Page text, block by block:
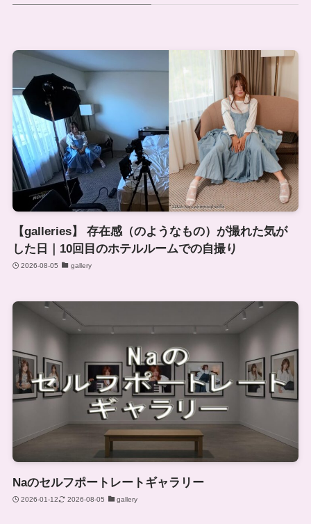
【galleries】 存在感（のようなもの）が撮れた気が
した日｜10回目のホテルルームでの自撮り
2026-08-05 gallery
Naのセルフポートレートギャラリー
2026-01-12 2026-08-05 gallery